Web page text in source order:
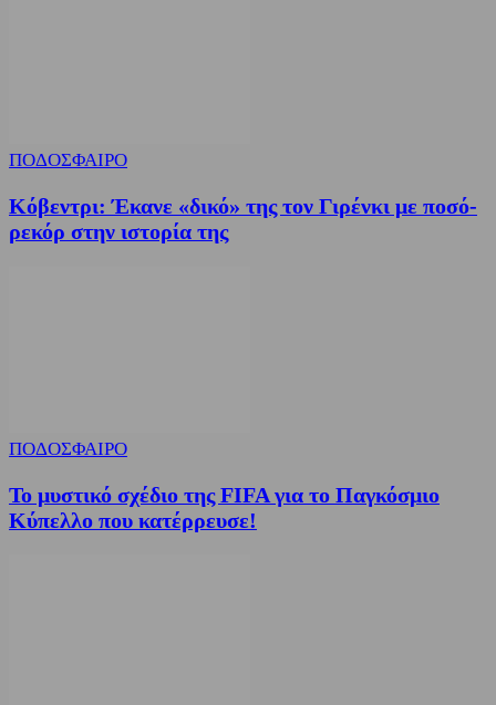
ΠΟΔΟΣΦΑΙΡΟ
Κόβεντρι: Έκανε «δικό» της τον Γιρένκι με ποσό-
ρεκόρ στην ιστορία της
ΠΟΔΟΣΦΑΙΡΟ
Το μυστικό σχέδιο της FIFA για το Παγκόσμιο
Κύπελλο που κατέρρευσε!